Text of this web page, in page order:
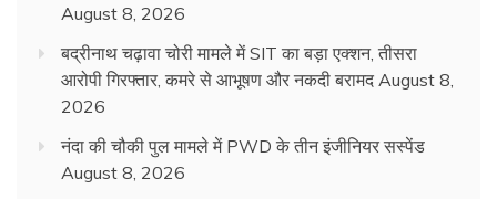
August 8, 2026
बद्रीनाथ चढ़ावा चोरी मामले में SIT का बड़ा एक्शन, तीसरा
आरोपी गिरफ्तार, कमरे से आभूषण और नकदी बरामद August 8,
2026
नंदा की चौकी पुल मामले में PWD के तीन इंजीनियर सस्पेंड
August 8, 2026